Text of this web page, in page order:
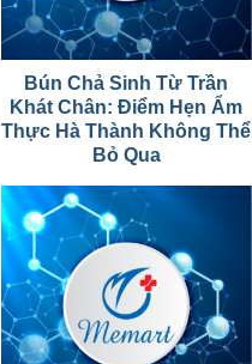
Bún Chả Sinh Từ Trần
Khát Chân: Điểm Hẹn Ẩm
Thực Hà Thành Không Thể
Bỏ Qua